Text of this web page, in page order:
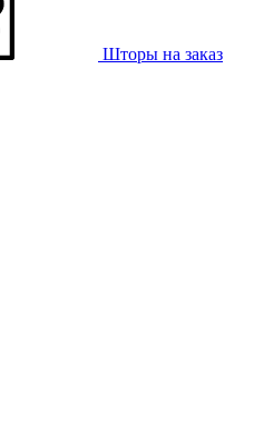
Шторы на заказ